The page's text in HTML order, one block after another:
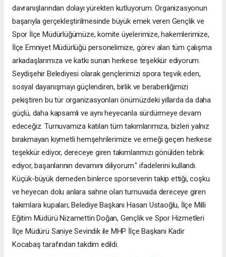
davranışlarından dolayı yürekten kutluyorum. Organizasyonun
başarıyla gerçekleştirilmesinde büyük emek veren Gençlik ve
Spor İlçe Müdürlüğümüze, komite üyelerimize, hakemlerimize,
İlçe Emniyet Müdürlüğü personelimize, görev alan tüm çalışma
arkadaşlarımıza ve katkı sunan herkese teşekkür ediyorum.
Seydişehir Belediyesi olarak gençlerimizi spora teşvik eden,
sosyal dayanışmayı güçlendiren, birlik ve beraberliğimizi
pekiştiren bu tür organizasyonları önümüzdeki yıllarda da daha
güçlü, daha kapsamlı ve aynı heyecanla sürdürmeye devam
edeceğiz. Turnuvamıza katılan tüm takımlarımıza, bizleri yalnız
bırakmayan kıymetli hemşehrilerimize ve emeği geçen herkese
teşekkür ediyor, dereceye giren takımlarımızı gönülden tebrik
ediyor, başarılarının devamını diliyorum." ifadelerini kullandı.
Küçük-büyük demeden binlerce sporseverin takip ettiği, coşku
ve heyecan dolu anlara sahne olan turnuvada dereceye giren
takımlara kupaları; Belediye Başkanı Hasan Ustaoğlu, İlçe Milli
Eğitim Müdürü Nizamettin Doğan, Gençlik ve Spor Hizmetleri
İlçe Müdürü Saniye Sevindik ile MHP İlçe Başkanı Kadir
Kocabaş tarafından takdim edildi.